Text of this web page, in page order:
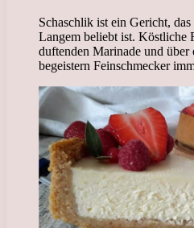
Schaschlik ist ein Gericht,
Langem beliebt ist. Köstliche
duftenden Marinade und über
begeistern Feinschmecker